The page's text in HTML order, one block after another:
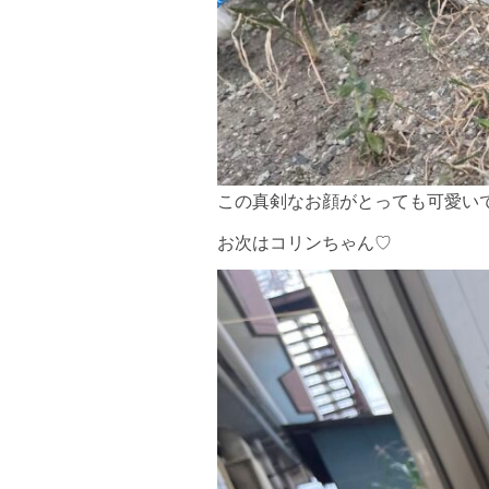
この真剣なお顔がとっても可愛
お次はコリンちゃん♡